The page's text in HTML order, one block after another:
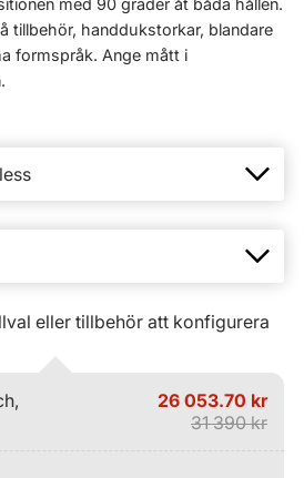
med 90 grader åt båda hållen.
tillbehör, handdukstorkar, blandare
formspråk. Ange mått i
eller tillbehör att konfigurera
26 053.70 kr
31 390 kr